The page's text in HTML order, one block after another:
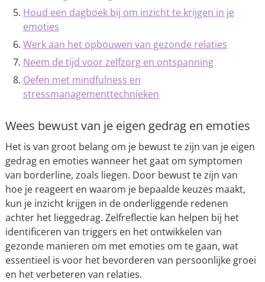
Houd een dagboek bij om inzicht te krijgen in je
emoties
Werk aan het opbouwen van gezonde relaties
Neem de tijd voor zelfzorg en ontspanning
Oefen met mindfulness en
stressmanagementtechnieken
Wees bewust van je eigen gedrag en emoties
Het is van groot belang om je bewust te zijn van je eigen
gedrag en emoties wanneer het gaat om symptomen
van borderline, zoals liegen. Door bewust te zijn van
hoe je reageert en waarom je bepaalde keuzes maakt,
kun je inzicht krijgen in de onderliggende redenen
achter het lieggedrag. Zelfreflectie kan helpen bij het
identificeren van triggers en het ontwikkelen van
gezonde manieren om met emoties om te gaan, wat
essentieel is voor het bevorderen van persoonlijke groei
en het verbeteren van relaties.